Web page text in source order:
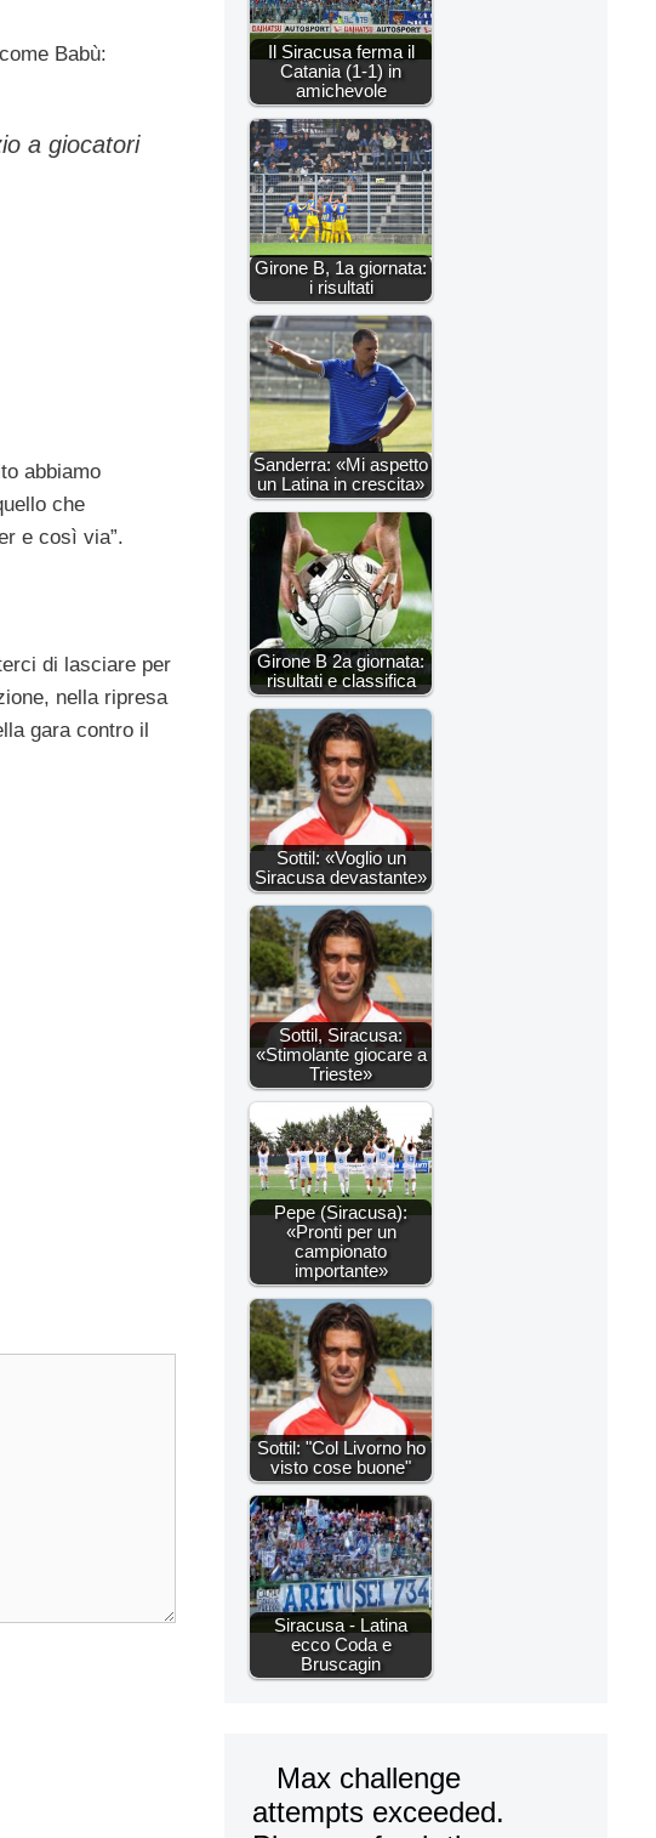
Babù:
a giocatori
abbiamo
che
e così via”.
di lasciare per
nella ripresa
gara contro il
Il Siracusa ferma il
Catania (1-1) in
amichevole
Girone B, 1a giornata:
i risultati
Sanderra: «Mi aspetto
un Latina in crescita»
Girone B 2a giornata:
risultati e classifica
Sottil: «Voglio un
Siracusa devastante»
Sottil, Siracusa:
«Stimolante giocare a
Trieste»
Pepe (Siracusa):
«Pronti per un
campionato
importante»
Sottil: "Col Livorno ho
visto cose buone"
Siracusa - Latina
ecco Coda e
Bruscagin